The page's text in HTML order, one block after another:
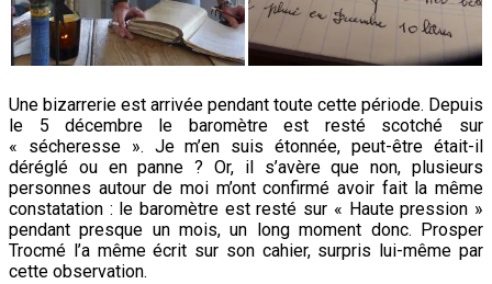
Une bizarrerie est arrivée pendant toute cette période. Depuis
le 5 décembre le baromètre est resté scotché sur
« sécheresse ». Je m’en suis étonnée, peut-être était-il
déréglé ou en panne ? Or, il s’avère que non, plusieurs
personnes autour de moi m’ont confirmé avoir fait la même
constatation : le baromètre est resté sur « Haute pression »
pendant presque un mois, un long moment donc. Prosper
Trocmé l’a même écrit sur son cahier, surpris lui-même par
cette observation.